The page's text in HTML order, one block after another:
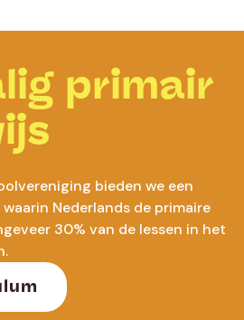
primair
bieden we een
Nederlands de primaire
30% van de lessen in het